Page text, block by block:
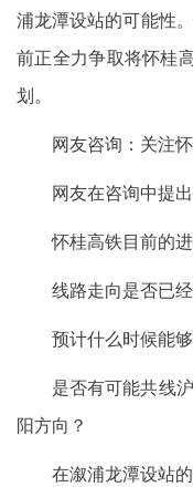
浦龙潭设站的可能性
前正全力争取将怀桂
划。
网友咨询：关注
网友在咨询中提
怀桂高铁目前的
线路走向是否已
预计什么时候能
是否有可能共线
阳方向？
在溆浦龙潭设站